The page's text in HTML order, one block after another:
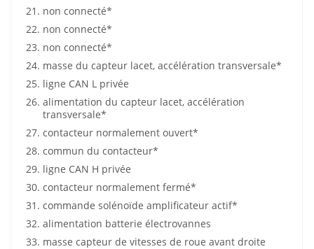
non connecté*
non connecté*
non connecté*
masse du capteur lacet, accélération transversale*
ligne CAN L privée
alimentation du capteur lacet, accélération
transversale*
contacteur normalement ouvert*
commun du contacteur*
ligne CAN H privée
contacteur normalement fermé*
commande solénoïde amplificateur actif*
alimentation batterie électrovannes
masse capteur de vitesses de roue avant droite